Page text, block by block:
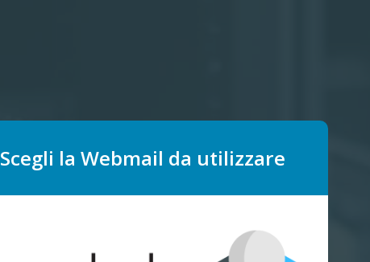
Scegli la Webmail da utilizzare